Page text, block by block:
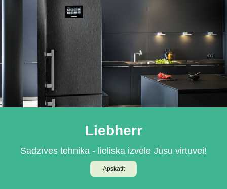
Liebherr
Sadzīves tehnika - lieliska izvēle Jūsu virtuvei!
Apskatīt
BOSCH
Iebūvējamā tehnika Jūsu virtuvei
Apskatīt